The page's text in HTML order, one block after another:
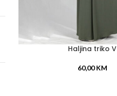
ODABERI OPCIJEHaljina triko V
60,00KM